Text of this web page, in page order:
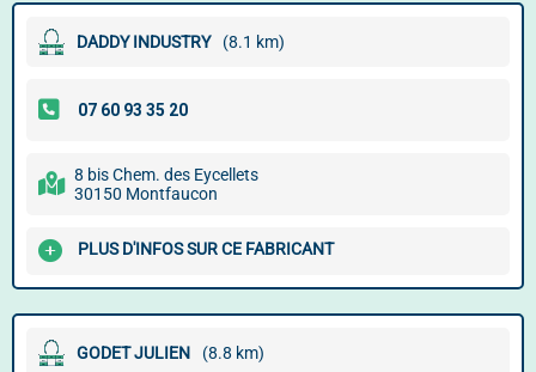
DADDY INDUSTRY (8.1 km)
8 bis Chem. des Eycellets
30150 Montfaucon
PLUS D'INFOS SUR CE FABRICANT
GODET JULIEN (8.8 km)